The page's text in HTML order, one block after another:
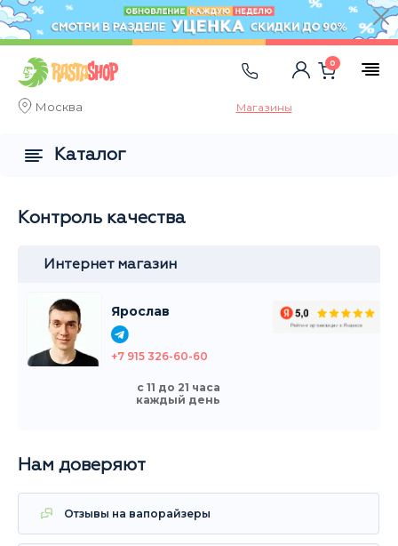
Москва Магазины
0
Контроль качества
Интернет магазин
Ярослав
+7 915 326-60-60
с 11 до 21 часа
каждый день
Нам доверяют
Отзывы на вапорайзеры
Каталог